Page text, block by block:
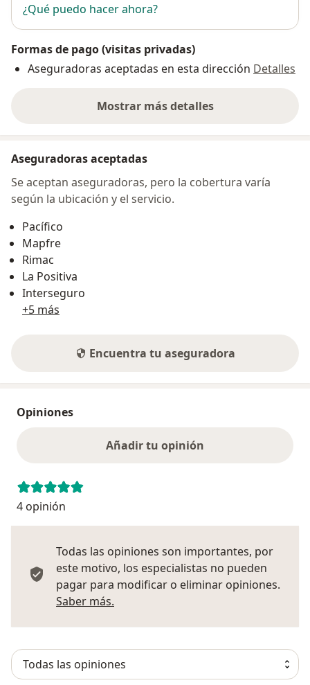
¿Qué puedo hacer ahora?
Formas de pago (visitas privadas)
Aseguradoras aceptadas en esta dirección Detalles
Mostrar más detalles
sobre la dirección
Aseguradoras aceptadas
Se aceptan aseguradoras, pero la cobertura varía
según la ubicación y el servicio.
Pacífico
Mapfre
Rimac
La Positiva
Interseguro
+5 más
Encuentra tu aseguradora
Opiniones
Añadir tu opinión
4 opinión
Todas las opiniones son importantes, por
este motivo, los especialistas no pueden
pagar para modificar o eliminar opiniones.
Saber más.